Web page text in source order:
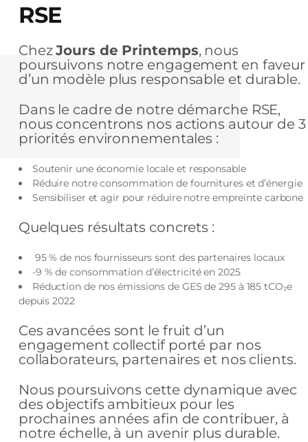
RSE
ChezJours de Printemps, nous
poursuivons notre engagement en faveur
d’un modèle plus responsable et durable.
Dans le cadre de notre démarche RSE,
nous concentrons nos actions autour de 3
priorités environnementales :
Soutenir une économie locale et responsable
Réduire notre consommation de fournitures et d’énergie
Sensibiliser et agir pour réduire notre empreinte carbone
Quelques résultats concrets :
95 % de nos fournisseurs sont des partenaires locaux
-9 % de consommation d’électricité en 2025
Réduction de nos émissions de GES de 295 à 185 tCO₂e
depuis 2022
Ces avancées sont le fruit d’un
engagement collectif porté par nos
collaborateurs, partenaires et nos clients.
Nous poursuivons cette dynamique avec
des objectifs ambitieux pour les
prochaines années afin de contribuer, à
notre échelle, à un avenir plus durable.